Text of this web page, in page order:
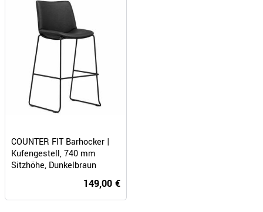
COUNTER FIT Barhocker |
Kufengestell, 740 mm
Sitzhöhe, Dunkelbraun
149,00 €